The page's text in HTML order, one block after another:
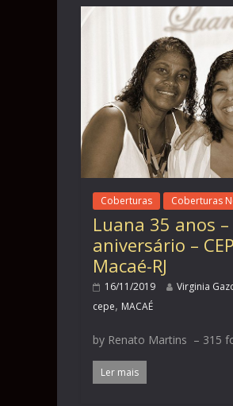
Coberturas Coberturas
Luana 35 anos
aniversário –
Macaé-RJ
16/11/2019 Virginia
cepe, MACAÉ
by Renato Martins – 315
Ler mais